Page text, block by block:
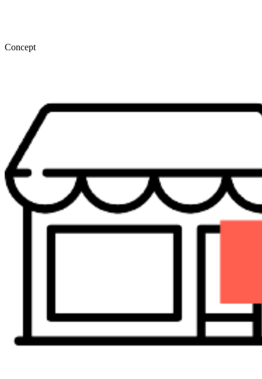
Concept